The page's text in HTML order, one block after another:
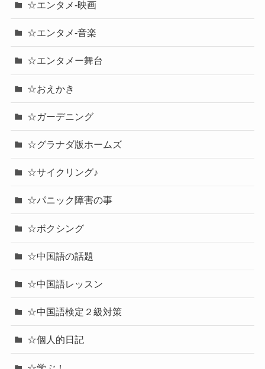
☆エンタメ-映画
☆エンタメ-音楽
☆エンタメー舞台
☆おえかき
☆ガーデニング
☆グラナダ版ホームズ
☆サイクリング♪
☆パニック障害の事
☆ボクシング
☆中国語の話題
☆中国語レッスン
☆中国語検定２級対策
☆個人的日記